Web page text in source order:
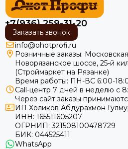
+7(936) 259-31-20
Заказать звонок
info@ohotprofi.ru
Розничные заказы:
Новорязанское шоссе, 25-й
(Строймаркет на Рязанке)
Время работы: ПН-ВС 6:00-
Call-центр 7 дней в неделю с
Через сайт заказы
ИП Холиков Абдурахмон
ИНН: 165511605207
ОГРНИП: 321508100478729
БИК: 044525411
WhatsApp